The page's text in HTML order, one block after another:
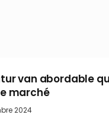
van abordable
marché
2024